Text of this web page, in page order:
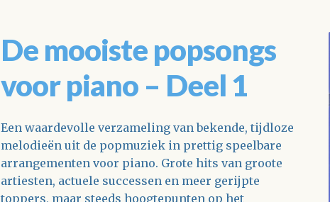
De mooiste popsongs
voor piano – Deel 1
Een waardevolle verzameling van bekende, tijdloze
melodieën uit de popmuziek in prettig speelbare
arrangementen voor piano. Grote hits van groote
artiesten, actuele successen en meer gerijpte
toppers, maar steeds hoogtepunten op het